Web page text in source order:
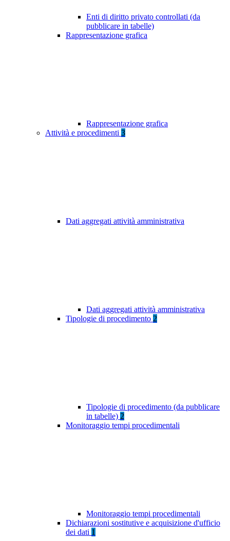
Enti di diritto privato controllati (da
pubblicare in tabelle)
Rappresentazione grafica
Rappresentazione grafica
Attività e procedimenti 3
Dati aggregati attività amministrativa
Dati aggregati attività amministrativa
Tipologie di procedimento 2
Tipologie di procedimento (da pubblicare
in tabelle) 2
Monitoraggio tempi procedimentali
Monitoraggio tempi procedimentali
Dichiarazioni sostitutive e acquisizione d'ufficio
dei dati 1